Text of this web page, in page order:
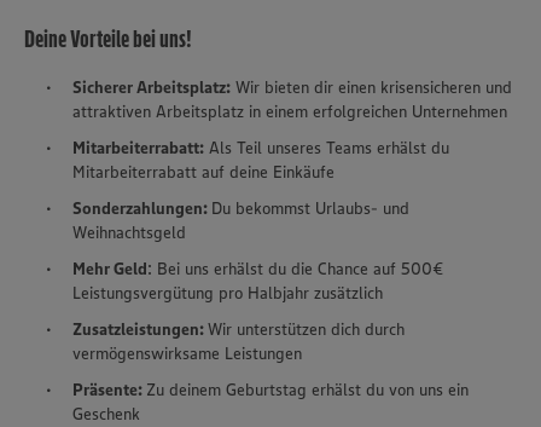
Deine Vorteile bei uns!
Sicherer Arbeitsplatz: Wir bieten dir einen krisensicheren und
attraktiven Arbeitsplatz in einem erfolgreichen Unternehmen
Mitarbeiterrabatt: Als Teil unseres Teams erhälst du
Mitarbeiterrabatt auf deine Einkäufe
Sonderzahlungen: Du bekommst Urlaubs- und
Weihnachtsgeld
Mehr Geld: Bei uns erhälst du die Chance auf 500€
Leistungsvergütung pro Halbjahr zusätzlich
Zusatzleistungen:Wir unterstützen dich durch
vermögenswirksame Leistungen
Präsente: Zu deinem Geburtstag erhälst du von uns ein
Geschenk